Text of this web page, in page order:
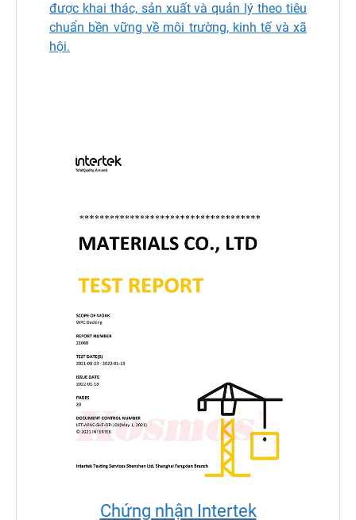
được khai thác, sản xuất và quản lý theo tiêu
chuẩn bền vững về môi trường, kinh tế và xã
hội.
Chứng nhận Intertek